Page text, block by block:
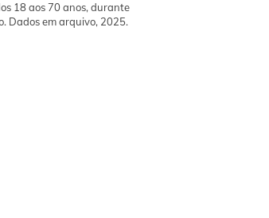
18 aos 70 anos, durante
Dados em arquivo, 2025.